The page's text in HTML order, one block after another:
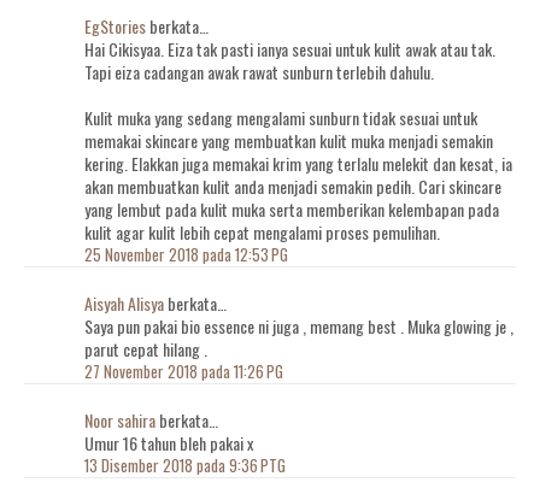
EgStoriesberkata…
Hai Cikisyaa. Eiza tak pasti ianya sesuai untuk kulit awak atau tak.
Tapi eiza cadangan awak rawat sunburn terlebih dahulu.
Kulit muka yang sedang mengalami sunburn tidak sesuai untuk
memakai skincare yang membuatkan kulit muka menjadi semakin
kering. Elakkan juga memakai krim yang terlalu melekit dan kesat, ia
akan membuatkan kulit anda menjadi semakin pedih. Cari skincare
yang lembut pada kulit muka serta memberikan kelembapan pada
kulit agar kulit lebih cepat mengalami proses pemulihan.
25 November 2018 pada 12:53 PG
Aisyah Alisyaberkata…
Saya pun pakai bio essence ni juga , memang best . Muka glowing je ,
parut cepat hilang .
27 November 2018 pada 11:26 PG
Noor sahiraberkata…
Umur 16 tahun bleh pakai x
13 Disember 2018 pada 9:36 PTG